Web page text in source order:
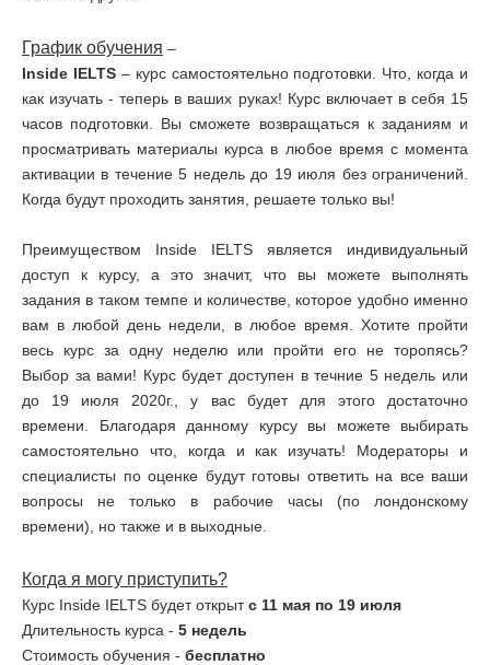
График обучения –
Inside IELTS – курс самостоятельно подготовки. Что, когда и
как изучать - теперь в ваших руках! Курс включает в себя 15
часов подготовки. Вы сможете возвращаться к заданиям и
просматривать материалы курса в любое время с момента
активации в течение 5 недель до 19 июля без ограничений.
Когда будут проходить занятия, решаете только вы!
Преимуществом Inside IELTS является индивидуальный
доступ к курсу, а это значит, что вы можете выполнять
задания в таком темпе и количестве, которое удобно именно
вам в любой день недели, в любое время. Хотите пройти
весь курс за одну неделю или пройти его не торопясь?
Выбор за вами! Курс будет доступен в течние 5 недель или
до 19 июля 2020г., у вас будет для этого достаточно
времени. Благодаря данному курсу вы можете выбирать
самостоятельно что, когда и как изучать! Модераторы и
специалисты по оценке будут готовы ответить на все ваши
вопросы не только в рабочие часы (по лондонскому
времени), но также и в выходные.
Когда я могу приступить?
Курс Inside IELTS будет открытс 11 мая по 19 июля
Длительность курса - 5 недель
Стоимость обучения - бесплатно